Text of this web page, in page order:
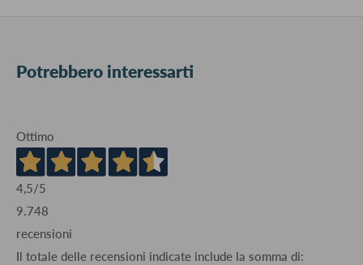
Potrebbero interessarti
Ottimo
4,5/5
9.748
recensioni
Il totale delle recensioni indicate include la somma di: